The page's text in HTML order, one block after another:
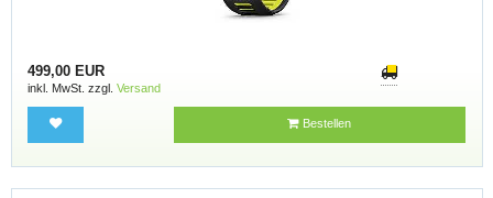
499,00 EUR
inkl. MwSt. zzgl. Versand
Bestellen